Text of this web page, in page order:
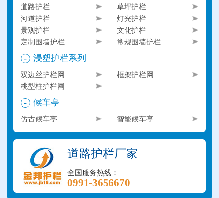
道路护栏
草坪护栏
河道护栏
灯光护栏
景观护栏
文化护栏
定制围墙护栏
常规围墙护栏
- 浸塑护栏系列
双边丝护栏网
框架护栏网
桃型柱护栏网
- 候车亭
仿古候车亭 智能候车亭
道路护栏厂家
全国服务热线：
0991-3656670